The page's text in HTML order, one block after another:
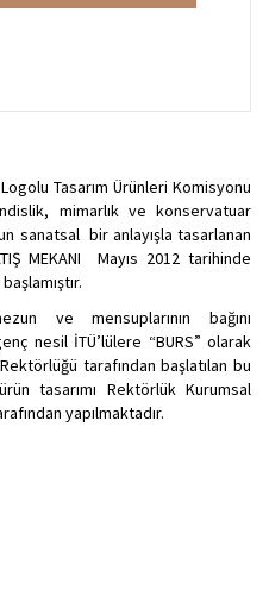
Tasarım Ürünleri Komisyonu
mimarlık ve konservatuar
sanatsal bir anlayışla tasarlanan
MEKANI Mayıs 2012 tarihinde
ve mensuplarının bağını
nesil İTÜ’lülere “BURS” olarak
tarafından başlatılan bu
tasarımı Rektörlük Kurumsal
yapılmaktadır.